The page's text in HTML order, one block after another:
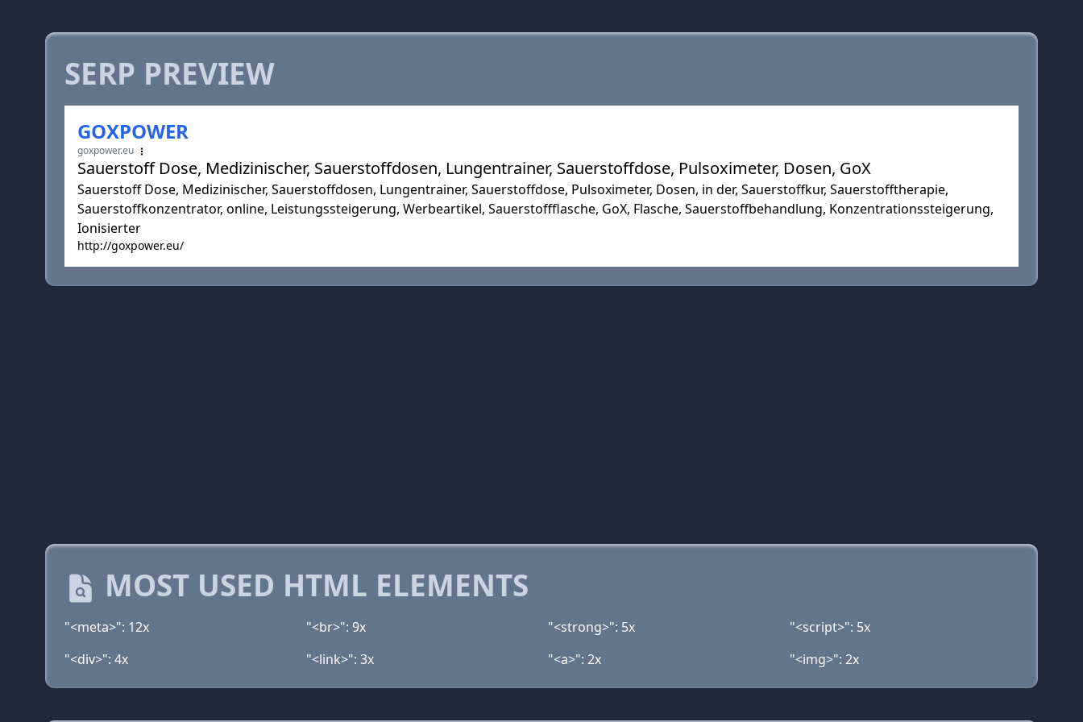
SERP PREVIEW
GOXPOWER
goxpower.eu
Sauerstoff Dose, Medizinischer, Sauerstoffdosen, Lungentrainer, Sauerstoffdose, Pulsoximeter, Dosen, GoX
Sauerstoff Dose, Medizinischer, Sauerstoffdosen, Lungentrainer, Sauerstoffdose, Pulsoximeter, Dosen, in der, Sauerstoffkur, Sauerstofftherapie,
Sauerstoffkonzentrator, online, Leistungssteigerung, Werbeartikel, Sauerstoffflasche, GoX, Flasche, Sauerstoffbehandlung, Konzentrationssteigerung,
Ionisierter
http://goxpower.eu/
MOST USED HTML ELEMENTS
"<meta>": 12x "<br>": 9x "<strong>": 5x
"<script>": 5x
"<div>": 4x
"<link>": 3x "<a>": 2x "<img>": 2x